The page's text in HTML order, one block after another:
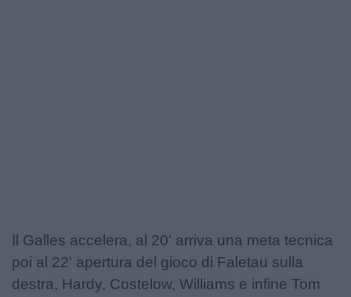
Il Galles accelera, al 20' arriva una meta tecnica
poi al 22' apertura del gioco di Faletau sulla
destra, Hardy, Costelow, Williams e infine Tom